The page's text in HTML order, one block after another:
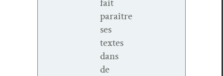
fait
paraître
ses
textes
dans
de